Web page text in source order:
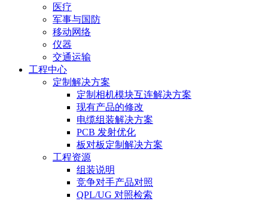
医疗
军事与国防
移动网络
仪器
交通运输
工程中心
定制解决方案
定制相机模块互连解决方案
现有产品的修改
电缆组装解决方案
PCB 发射优化
板对板定制解决方案
工程资源
组装说明
竞争对手产品对照
QPL/UG 对照检索